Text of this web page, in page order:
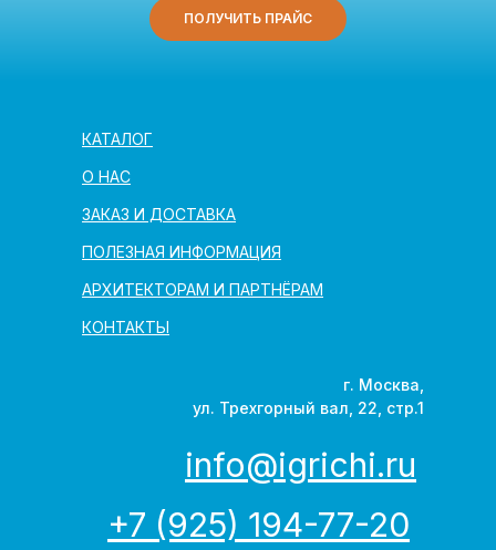
АРХИТЕКТОРАМ И ПАРТНЁРАМ
КОНТАКТЫ
ПОЛЕЗНАЯ ИНФОРМАЦИЯ
ЗАКАЗ И ДОСТАВКА
О НАС
КАТАЛОГ
г. Москва,
ул. Трехгорный вал, 22, стр.1
ПОЛУЧИТЬ ПРАЙС
+7 (925) 194-77-20
info@igrichi.ru